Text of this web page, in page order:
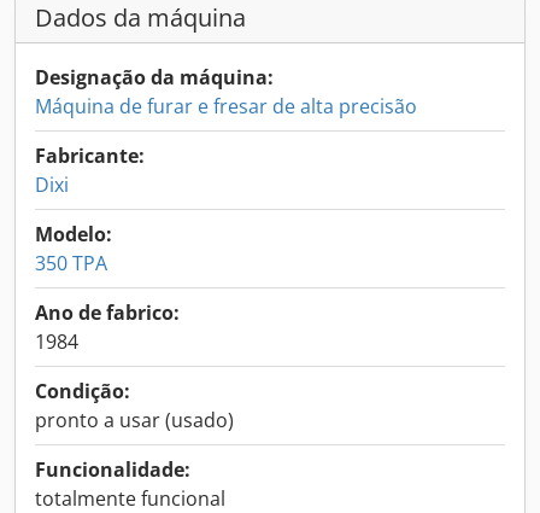
Dados da máquina
Designação da máquina:
Máquina de furar e fresar de alta precisão
Fabricante:
Dixi
Modelo:
350 TPA
Ano de fabrico:
1984
Condição:
pronto a usar (usado)
Funcionalidade:
totalmente funcional